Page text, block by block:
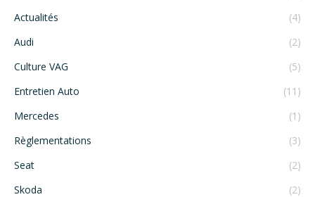
Actualités
(4)
Audi
(2)
Culture VAG
(5)
Entretien Auto
(11)
Mercedes
(1)
Règlementations
(3)
Seat
(2)
Skoda
(2)